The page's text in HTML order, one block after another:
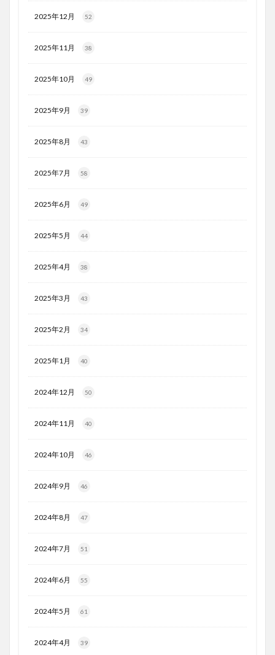
2025年12月 52
2025年11月 38
2025年10月 49
2025年9月 39
2025年8月 43
2025年7月 58
2025年6月 49
2025年5月 44
2025年4月 38
2025年3月 43
2025年2月 34
2025年1月 40
2024年12月 50
2024年11月 40
2024年10月 46
2024年9月 46
2024年8月 47
2024年7月 51
2024年6月 55
2024年5月 61
2024年4月 39